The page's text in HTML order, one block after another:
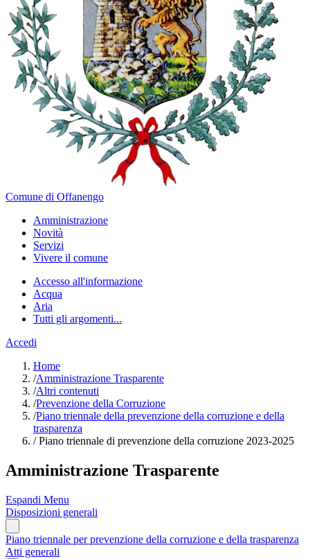
Comune di Offanengo
Amministrazione
Novità
Servizi
Vivere il comune
Accesso all'informazione
Acqua
Aria
Tutti gli argomenti...
Accedi
Home
/Amministrazione Trasparente
/Altri contenuti
/Prevenzione della Corruzione
/Piano triennale della prevenzione della corruzione e della
trasparenza
/Piano triennale di prevenzione della corruzione 2023-2025
Amministrazione Trasparente
Espandi Menu
Disposizioni generali
Piano triennale per prevenzione della corruzione e della trasparenza
Atti generali